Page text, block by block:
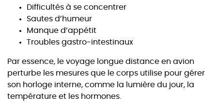
Difficultés à se concentrer
Sautes d’humeur
Manque d’appétit
Troubles gastro-intestinaux
Par essence, le voyage longue distance en avion
perturbe les mesures que le corps utilise pour gérer
son horloge interne, comme la lumière du jour, la
température et les hormones.